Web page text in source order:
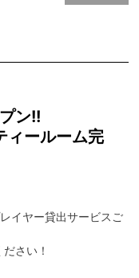
ン!!
ィールーム完
イヤー貸出サービスご
さい！